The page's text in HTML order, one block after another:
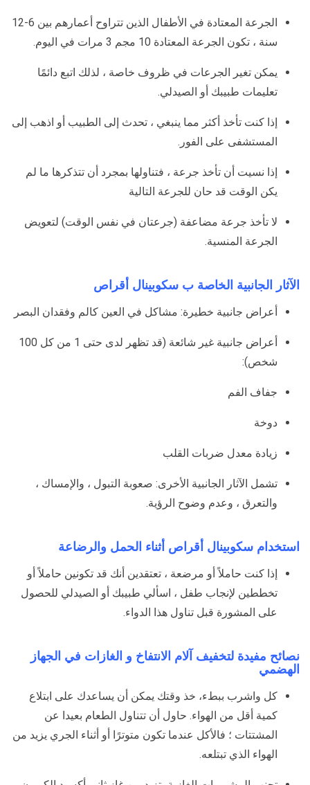
الجرعة المعتادة في الأطفال الذين تتراوح أعمارهم بين 6-12
سنة ، تكون الجرعة المعتادة 10 مجم 3 مرات في اليوم.
يمكن تغير الجرعات في ظروف خاصة ، لذلك اتبع دائمًا
تعليمات طبيبك أو الصيدلي.
إذا كنت تأخذ أكثر مما ينبغي ، تحدث إلى الطبيب أو اذهب إلى
المستشفى على الفور.
إذا نسيت أن تأخذ جرعة ، فتناولها بمجرد أن تتذكرها ما لم
يكن الوقت قد حان للجرعة التالية
لا تأخذ جرعة مضاعفة (جرعتان في نفس الوقت) لتعويض
الجرعة المنسية.
الآثار الجانبية الخاصة ب سكوبينال أقراص
أعراض جانبية خطيرة: مشاكل في العين كالم وفقدان البصر
أعراض جانبية غير شائعة (قد تظهر لدى حتى 1 من كل 100
شخص):
جفاف الفم
دوخة
زيادة معدل ضربات القلب
تشمل الآثار الجانبية الأخرى: صعوبة التبول ، والإمساك ،
والتعرق ، وعدم وضوح الرؤية.
استخدام سكوبينال أقراص أثناء الحمل والرضاعة
إذا كنت حاملاً أو مرضعة ، تعتقدين أنك قد تكونين حاملاً أو
تخططين لإنجاب طفل ، اسألي طبيبك أو الصيدلي للحصول
على المشورة قبل تناول هذا الدواء.
نصائح مفيدة لتخفيف آلام الانتفاخ و الغازات في الجهاز
الهضمي
كل واشرب ببطء، خذ وقتك يمكن أن يساعدك على ابتلاع
كمية أقل من الهواء. حاول أن تتناول الطعام بعيدا عن
المشتتات ؛ فالأكل عندما تكون متوترًا أو أثناء الجري يزيد من
الهواء الذي تبتلعه.